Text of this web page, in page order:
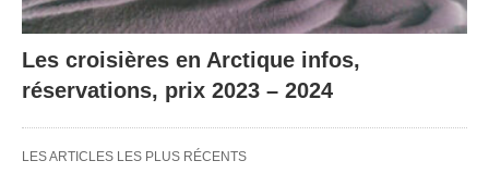
Les croisières en Arctique infos,
réservations, prix 2023 – 2024
LES ARTICLES LES PLUS RÉCENTS